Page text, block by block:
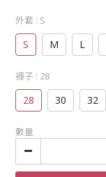
外套 : S
S M L
褲子 : 28
28 30 32
數量